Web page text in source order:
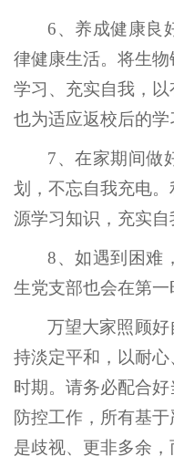
6、养成健康良
律健康生活。将生
学习、充实自我，
也为适应返校后的学
7、在家期间做
划，不忘自我充电
源学习知识，充实自
8、如遇到困难
生党支部也会在第一
万望大家照顾
持淡定平和，以耐
时期。请务必配合
防控工作，所有基
是歧视、更非多余